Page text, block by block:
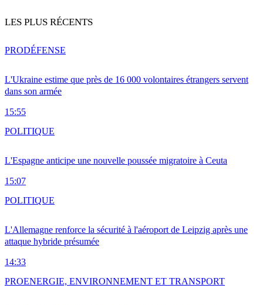
LES PLUS RÉCENTS
L'Ukraine estime que près de 16 000 volontaires étrangers servent
dans son armée
15:55
PRODÉFENSE
L'Espagne anticipe une nouvelle poussée migratoire à Ceuta
15:07
POLITIQUE
L'Allemagne renforce la sécurité à l'aéroport de Leipzig après une
attaque hybride présumée
14:33
POLITIQUE
PROENERGIE, ENVIRONNEMENT ET TRANSPORT